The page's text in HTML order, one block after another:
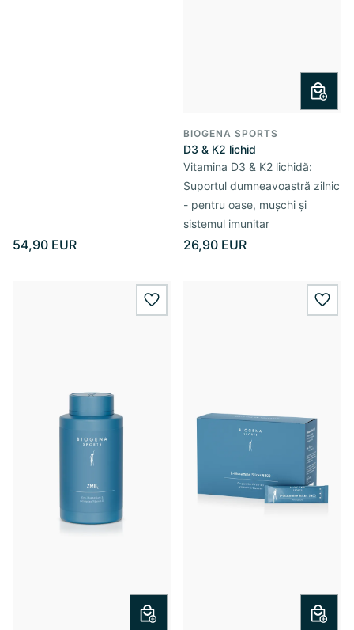
54,90 EUR
BIOGENA SPORTS
D3 & K2 lichid
Vitamina D3 & K2 lichidă:
Suportul dumneavoastră zilnic
- pentru oase, mușchi și
sistemul imunitar
26,90 EUR
wishlist.add